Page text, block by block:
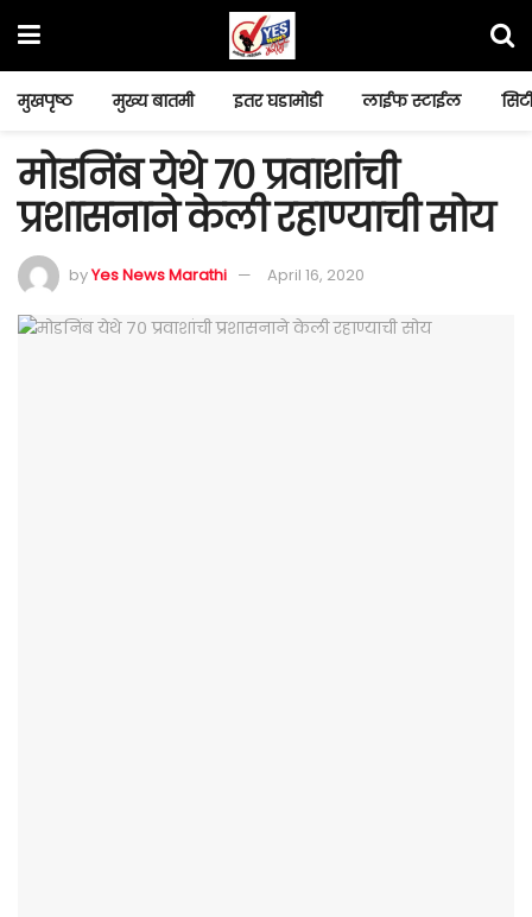
मुखपृष्ठ मुख्य बातमी इतर घडामोडी लाईफ स्टाईल
मोडनिंब येथे ७० प्रवाशांची
प्रशासनाने केली रहाण्याची सोय
byYes News Marathi April 16, 2020